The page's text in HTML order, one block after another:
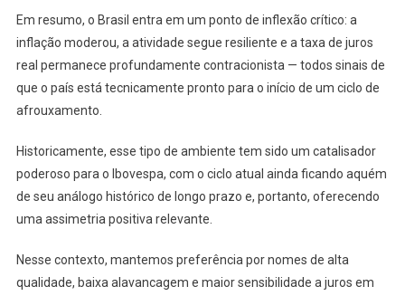
Em resumo, o Brasil entra em um ponto de inflexão crítico: a
inflação moderou, a atividade segue resiliente e a taxa de juros
real permanece profundamente contracionista — todos sinais de
que o país está tecnicamente pronto para o início de um ciclo de
afrouxamento.
Historicamente, esse tipo de ambiente tem sido um catalisador
poderoso para o Ibovespa, com o ciclo atual ainda ficando aquém
de seu análogo histórico de longo prazo e, portanto, oferecendo
uma assimetria positiva relevante.
Nesse contexto, mantemos preferência por nomes de alta
qualidade, baixa alavancagem e maior sensibilidade a juros em